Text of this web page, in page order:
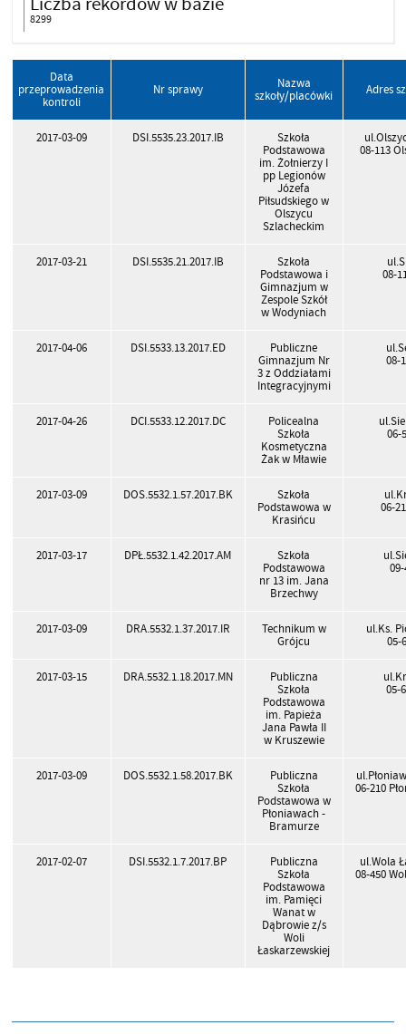
8299
Data
przeprowadzenia
kontroli
Nr sprawy
Nazwa
szkoły/placówki
Adres
2017-03-09 DSI.5535.23.2017.IB
Szkoła
Podstawowa
im. Żołnierzy I
pp Legionów
Józefa
Piłsudskiego w
Olszycu
Szlacheckim
08-113
2017-03-21 DSI.5535.21.2017.IB
Szkoła
Podstawowa i
Gimnazjum w
Zespole Szkół
w Wodyniach
08-
2017-04-06 DSI.5533.13.2017.ED
Publiczne
Gimnazjum Nr
3 z Oddziałami
Integracyjnymi
08-
2017-04-26 DCI.5533.12.2017.DC
Policealna
Szkoła
Kosmetyczna
Żak w Mławie
06-
2017-03-09 DOS.5532.1.57.2017.BK
Szkoła
Podstawowa w
Krasińcu
06-
2017-03-17 DPŁ.5532.1.42.2017.AM
Szkoła
Podstawowa
nr 13 im. Jana
Brzechwy
2017-03-09 DRA.5532.1.37.2017.IR
Technikum w
Grójcu
ul.Ks.
05-
2017-03-15 DRA.5532.1.18.2017.MN
Publiczna
Szkoła
Podstawowa
im. Papieża
Jana Pawła II
w Kruszewie
05-
2017-03-09 DOS.5532.1.58.2017.BK
Publiczna
Szkoła
Podstawowa w
Płoniawach -
Bramurze
06-210
2017-02-07 DSI.5532.1.7.2017.BP
Publiczna
Szkoła
Podstawowa
im. Pamięci
Wanat w
Dąbrowie z/s
Woli
Łaskarzewskiej
ul.Wola
08-450